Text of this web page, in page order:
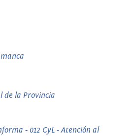
de la Provincia
- 012 CyL - Atención al